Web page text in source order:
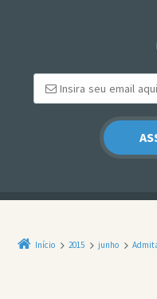
Início 2015 junho